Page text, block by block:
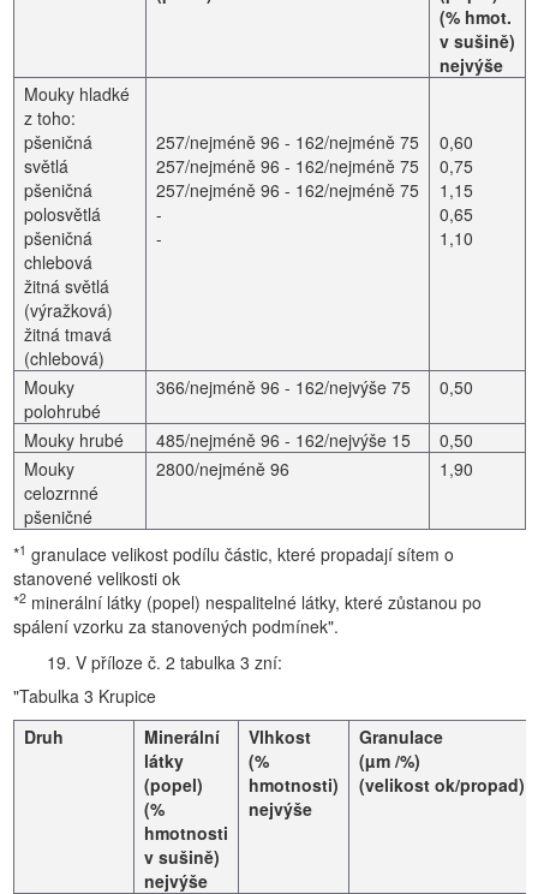
(% hmot.
v sušině)
nejvýše
Mouky hladké
z toho:
pšeničná
světlá
pšeničná
polosvětlá
pšeničná
chlebová
žitná světlá
(výražková)
žitná tmavá
(chlebová)
257/nejméně 96 - 162/nejméně 75
257/nejméně 96 - 162/nejméně 75
257/nejméně 96 - 162/nejméně 75
-
-
0,60
0,75
1,15
0,65
1,10
Mouky
polohrubé
366/nejméně 96 - 162/nejvýše 75 0,50
Mouky hrubé 485/nejméně 96 - 162/nejvýše 15
0,50
Mouky
celozrnné
pšeničné
2800/nejméně 96 1,90
*1 granulace velikost podílu částic, které propadají sítem o
stanovené velikosti ok
*2 minerální látky (popel) nespalitelné látky, které zůstanou po
spálení vzorku za stanovených podmínek".
19. V příloze č. 2 tabulka 3 zní:
"Tabulka 3 Krupice
Druh
Minerální
látky
(popel)
(%
hmotnosti
v sušině)
nejvýše
Vlhkost
(%
hmotnosti)
nejvýše
Granulace
(µm /%)
(velikost ok/propad)